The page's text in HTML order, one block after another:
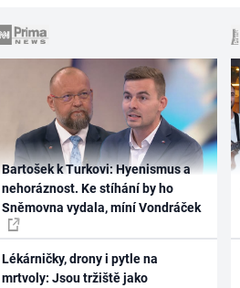
Bartošek k Turkovi: Hyenismus a
nehoráznost. Ke stíhání by ho
Sněmovna vydala, míní Vondráček
Lékárničky, drony i pytle na
mrtvoly: Jsou tržiště jako